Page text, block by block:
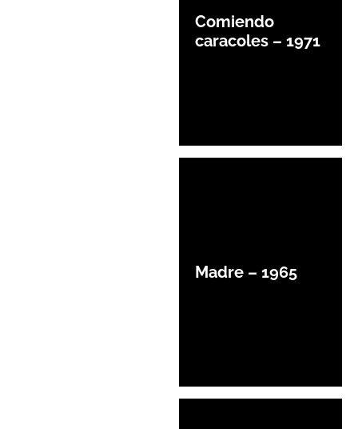
Comiendo
caracoles – 1971
Madre – 1965